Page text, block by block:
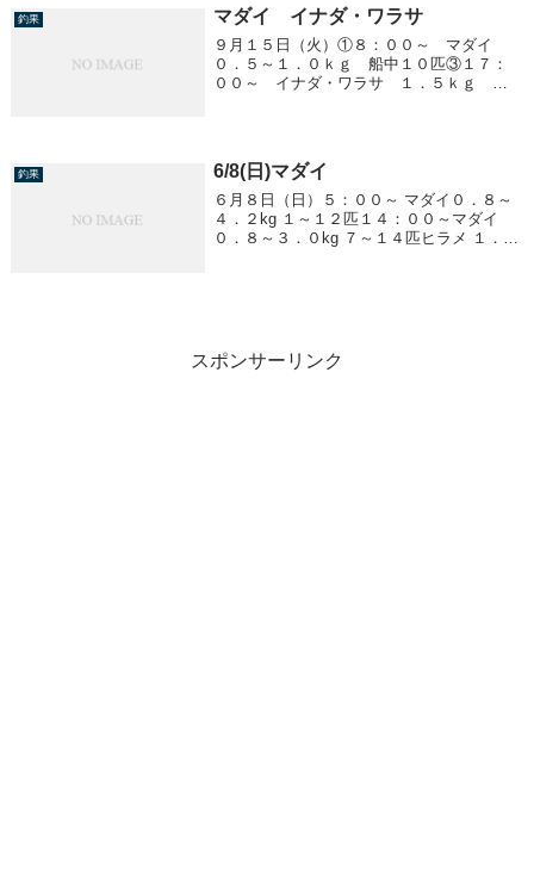
釣果 マダイ イナダ・ワラサ
９月１５日（火）①８：００～ マダイ
０．５～１．０ｋｇ 船中１０匹③１７：
００～ イナダ・ワラサ １．５ｋｇ 船
釣果 6/8(日)マダイ
６月８日（日）５：００～ マダイ０．８～
４．２kg １～１２匹１４：００～マダイ
０．８～３．０kg ７～１４匹ヒラメ １．５
スポンサーリンク